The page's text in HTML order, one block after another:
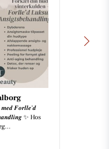
𝑭𝒐𝒓𝒍𝒍𝒆’𝒅
✨ Hos